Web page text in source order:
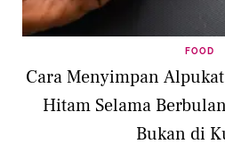
FOOD
Cara Menyimpan
Hitam Selama
Bukan di